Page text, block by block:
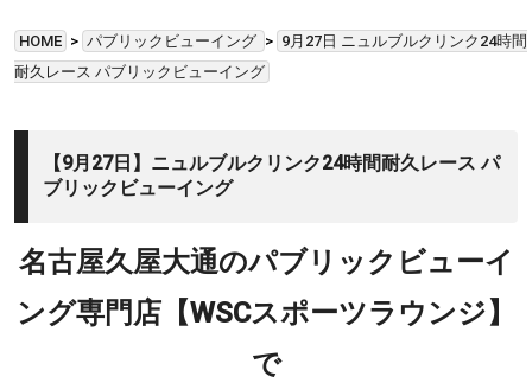
貸切利用 アクセス情報 お問い合わせ
HOME > パブリックビューイング > 9月27日 ニュルブルクリンク24時間
耐久レース パブリックビューイング
【9月27日】ニュルブルクリンク24時間耐久レース パ
ブリックビューイング
名古屋久屋大通のパブリックビューイ
ング専門店【WSCスポーツラウンジ】
で